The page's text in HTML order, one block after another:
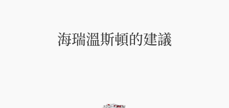
海瑞溫斯頓的建議